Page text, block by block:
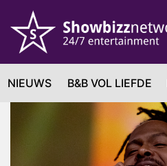
NIEUWS B&B VOL LIEFDE